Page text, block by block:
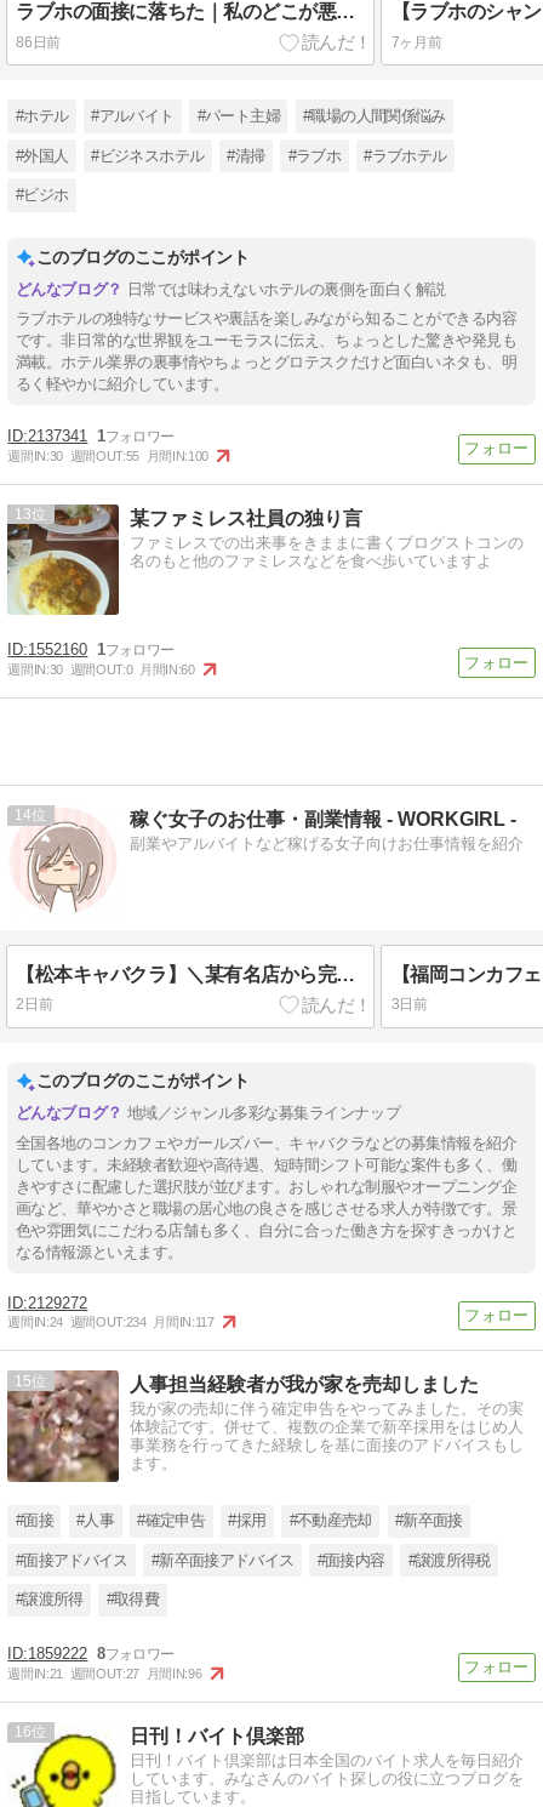
ラブホの面接に落ちた｜私のどこが悪かったの！？
86日前 7ヶ月前
#ホテル #アルバイト #パート主婦 #職場の人間関係悩み
#外国人 #ビジネスホテル #清掃 #ラブホ #ラブホテル
#ビジホ
このブログのここがポイント
日常では味わえないホテルの裏側を面白く解説
ラブホテルの独特なサービスや裏話を楽しみながら知ることができる内容
です。非日常的な世界観をユーモラスに伝え、ちょっとした驚きや発見も
満載。ホテル業界の裏事情やちょっとグロテスクだけど面白いネタも、明
るく軽やかに紹介しています。
2137341 1
週間IN:30 週間OUT:55 月間IN:100
13 某ファミレス社員の独り言
ファミレスでの出来事をきままに書くブログストコンの
名のもと他のファミレスなどを食べ歩いていますよ
1552160 1
週間IN:30 週間OUT:0 月間IN:60
14 稼ぐ女子のお仕事・副業情報 - WORKGIRL -
副業やアルバイトなど稼げる女子向けお仕事情報を紹介
【松本キャバクラ】＼某有名店から完全独立した超新星?／これまでの経験＆ノウハウから着想を得た充実のサポート体制を実現！【日払いOK、面接交通費支給、未経験歓迎】
2日前 3日前
このブログのここがポイント
地域／ジャンル多彩な募集ラインナップ
全国各地のコンカフェやガールズバー、キャバクラなどの募集情報を紹介
しています。未経験者歓迎や高待遇、短時間シフト可能な案件も多く、働
きやすさに配慮した選択肢が並びます。おしゃれな制服やオープニング企
画など、華やかさと職場の居心地の良さを感じさせる求人が特徴です。景
色や雰囲気にこだわる店舗も多く、自分に合った働き方を探すきっかけと
なる情報源といえます。
2129272
週間IN:24 週間OUT:234 月間IN:117
15 人事担当経験者が我が家を売却しました
我が家の売却に伴う確定申告をやってみました。その実
体験記です。併せて、複数の企業で新卒採用をはじめ人
事業務を行ってきた経験しを基に面接のアドバイスもし
ます。
#面接 #人事 #確定申告 #採用 #不動産売却 #新卒面接
#面接アドバイス #新卒面接アドバイス #面接内容 #譲渡所得税
#譲渡所得 #取得費
1859222 8
週間IN:21 週間OUT:27 月間IN:96
16 日刊！バイト倶楽部
日刊！バイト倶楽部は日本全国のバイト求人を毎日紹介
しています。みなさんのバイト探しの役に立つブログを
目指しています。